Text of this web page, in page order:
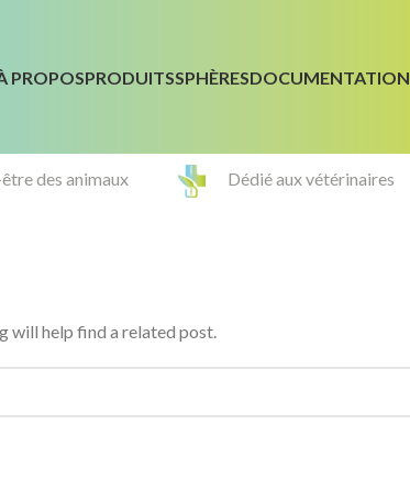
PROPOSPRODUITSSPHÈRESDOCUMENTATION
des animaux Dédié aux vétérinaires
will help find a related post.